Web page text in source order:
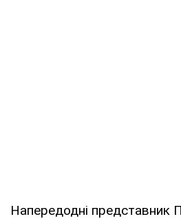
Напередодні представник